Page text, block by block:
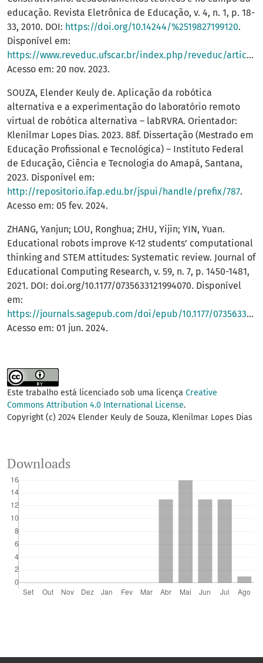
educação. Revista Eletrônica de Educação, v. 4, n. 1, p. 18-
33, 2010. DOI: https://doi.org/10.14244/%2519827199120.
Disponível em:
https://www.reveduc.ufscar.br/index.php/reveduc/article/view/120
Acesso em: 20 nov. 2023.
SOUZA, Elender Keuly de. Aplicação da robótica
alternativa e a experimentação do laboratório remoto
virtual de robótica alternativa – labRVRA. Orientador:
Klenilmar Lopes Dias. 2023. 88f. Dissertação (Mestrado em
Educação Profissional e Tecnológica) – Instituto Federal
de Educação, Ciência e Tecnologia do Amapá, Santana,
2023. Disponível em:
http://repositorio.ifap.edu.br/jspui/handle/prefix/787.
Acesso em: 05 fev. 2024.
ZHANG, Yanjun; LOU, Ronghua; ZHU, Yijin; YIN, Yuan.
Educational robots improve K-12 students’ computational
thinking and STEM attitudes: Systematic review. Journal of
Educational Computing Research, v. 59, n. 7, p. 1450-1481,
2021. DOI: doi.org/10.1177/0735633121994070. Disponível
em:
https://journals.sagepub.com/doi/epub/10.1177/0735633121994070
Acesso em: 01 jun. 2024.
Este trabalho está licenciado sob uma licença Creative
Commons Attribution 4.0 International License.
Copyright (c) 2024 Elender Keuly de Souza, Klenilmar Lopes Dias
Downloads